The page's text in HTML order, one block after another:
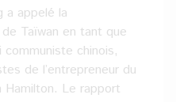
a appelé la
Taïwan en tant que
chinois,
de l’entrepreneur du
Hamilton. Le rapport